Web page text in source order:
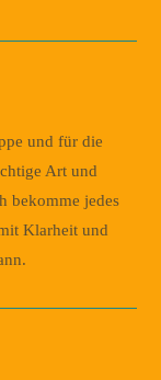
und für die
Art und
bekomme jedes
Klarheit und